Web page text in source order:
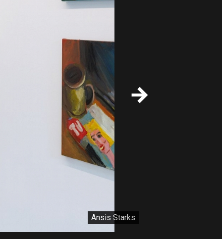
Ansis Starks